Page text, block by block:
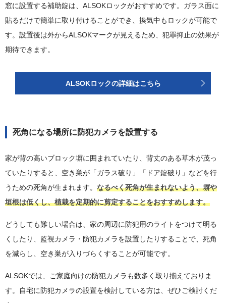
窓に設置する補助錠は、ALSOKロックがおすすめです。ガラス面に
貼るだけで簡単に取り付けることができ、換気中もロックが可能で
す。設置後は外からALSOKマークが見えるため、犯罪抑止の効果が
期待できます。
ALSOKロックの詳細はこちら
死角になる場所に防犯カメラを設置する
家が背の高いブロック塀に囲まれていたり、背丈のある草木が茂っ
ていたりすると、空き巣が「ガラス破り」「ドア錠破り」などを行
うための死角が生まれます。 なるべく死角が生まれないよう、塀や
垣根は低くし、植栽を定期的に剪定することをおすすめします。
どうしても難しい場合は、家の周辺に防犯用のライトをつけて明る
くしたり、監視カメラ・防犯カメラを設置したりすることで、死角
を減らし、空き巣が入りづらくすることが可能です。
ALSOKでは、ご家庭向けの防犯カメラも数多く取り揃えておりま
す。自宅に防犯カメラの設置を検討している方は、ぜひご検討くだ